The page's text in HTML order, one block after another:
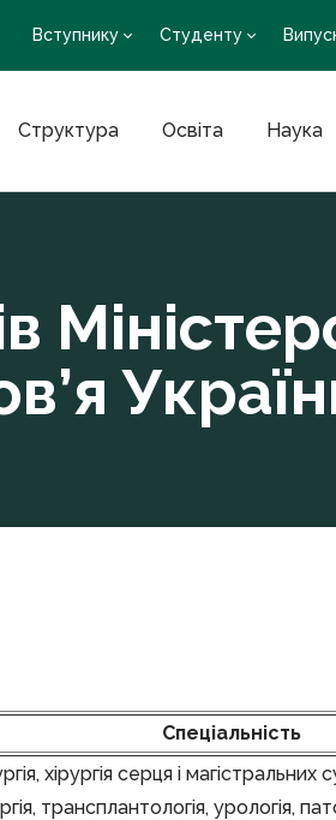
Вступнику Студенту
Структура Освіта Наука
Спеціальність
хірургія серця і
трансплантологія, урологія,